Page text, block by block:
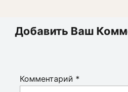
Добавить Ваш
Комментарий *